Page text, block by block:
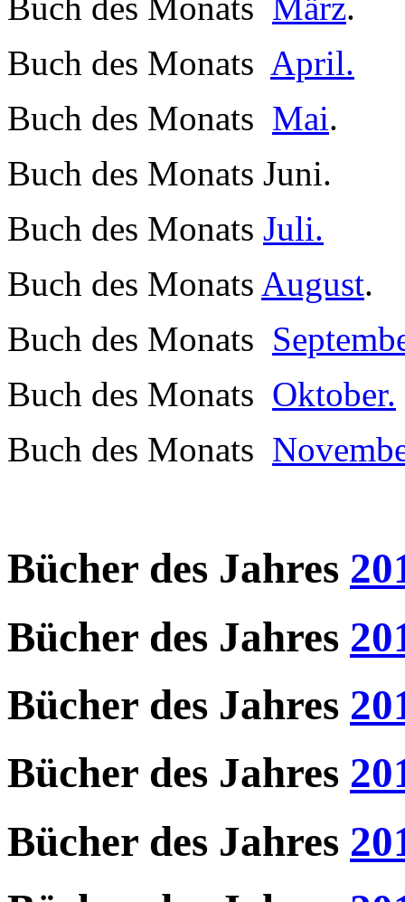
Buch des Monats April.
Buch des Monats Mai.
Buch des Monats Juni.
Buch des Monats Juli.
Buch des Monats August.
Buch des Monats
Buch des Monats Oktober.
Buch des Monats
Bücher des Jahres
Bücher des Jahres
Bücher des Jahres
Bücher des Jahres
Bücher des Jahres